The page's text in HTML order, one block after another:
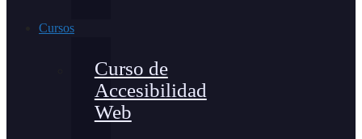
Cursos
Curso de
Accesibilidad
Web